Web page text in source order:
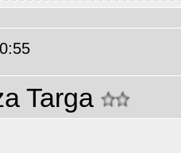
Targa